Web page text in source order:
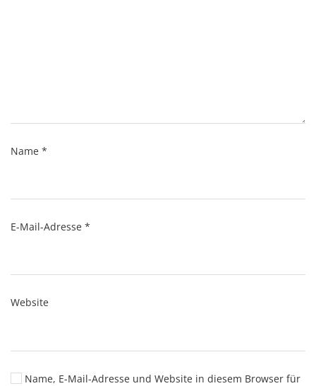
Name *
E-Mail-Adresse *
Website
Name, E-Mail-Adresse und Website in diesem Browser für